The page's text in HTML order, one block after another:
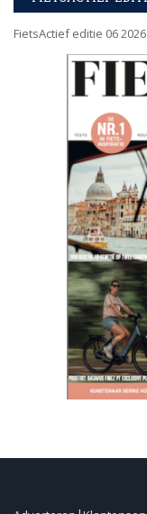
FietsActief editie 06